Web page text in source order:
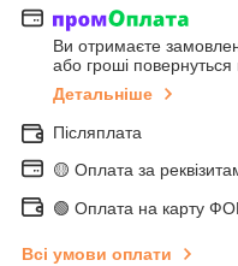
Ви отримаєте
або гроші
Детальніше
Післяплата
🟡 Оплата за
🟢 Оплата на карту
Всі умови оплати